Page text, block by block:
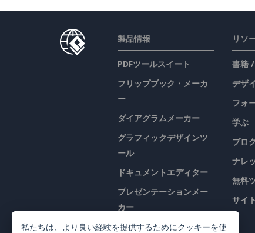
製品情報
PDFツールスイート
フリップブック・メーカ
ー
ダイアグラムメーカー
グラフィックデザインツ
ール
ドキュメントエディター
プレゼンテーションメー
カー
表計算エディター
リソ
書籍
デザ
フォ
学ぶ
ブロ
ナレ
無料
サイ
私たちは、より良い経験を提供するためにクッキーを使